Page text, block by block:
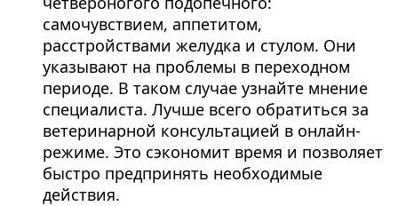
самочувствием, аппетитом,
расстройствами желудка и стулом. Они
указывают на проблемы в переходном
периоде. В таком случае узнайте мнение
специалиста. Лучше всего обратиться за
ветеринарной консультацией в онлайн-
режиме. Это сэкономит время и позволяет
быстро предпринять необходимые
действия.